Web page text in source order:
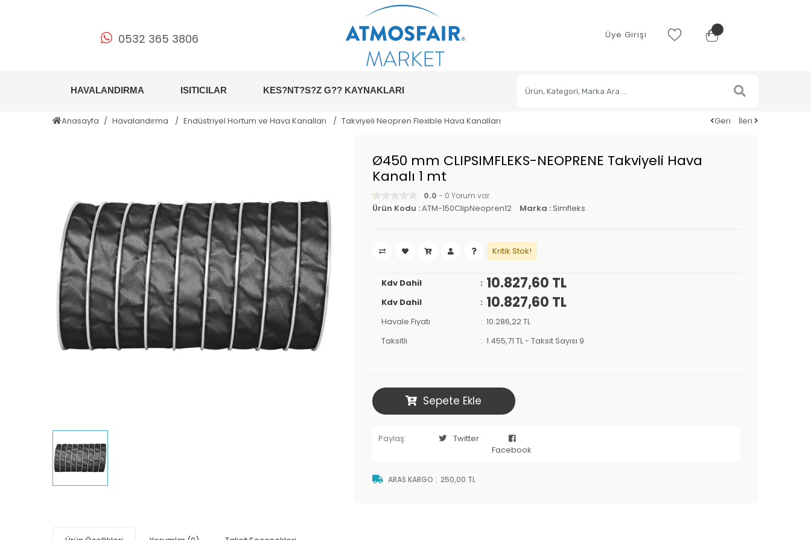
0532 365 3806 Üye Girişi
HAVALANDIRMA ISITICILAR KES?NT?S?Z G?? KAYNAKLARI
Anasayfa Havalandırma Endüstriyel Hortum ve Hava Kanalları Takviyeli Neopren Flexible Hava Kanalları Geri İleri
Ø450 mm CLIPSIMFLEKS-NEOPRENE Takviyeli Hava
Kanalı 1 mt
0.0 - 0 Yorum var.
Ürün Kodu :ATM-150ClipNeopren12 Marka :Simfleks
Kritik Stok!
Kdv Dahil 10.827,60 TL
Kdv Dahil 10.827,60 TL
Havale Fiyatı
10.286,22 TL
Taksitli
1.455,71 TL- Taksit Sayısı 9
Sepete Ekle
Paylaş:
Twitter
Facebook
ARAS KARGO : 250,00 TL